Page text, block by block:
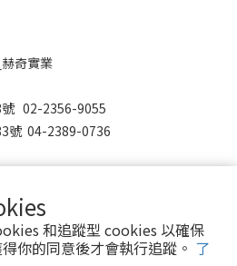
和追蹤型 cookies 以確保
你的同意後才會執行追蹤。 了
奇實業
號 02-2356-9055
號 04-2389-0736
Taiwan 赫奇實業有限公司